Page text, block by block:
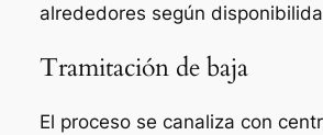
alrededores según
Tramitación de baja
El proceso se canaliza con